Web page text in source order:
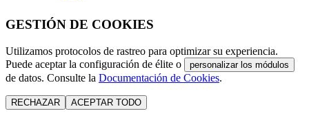
GESTIÓN DE COOKIES
Utilizamos protocolos de rastreo para optimizar su experiencia.
Puede aceptar la configuración de élite o
personalizar los módulos
de datos. Consulte la Documentación de Cookies.
RECHAZAR ACEPTAR TODO